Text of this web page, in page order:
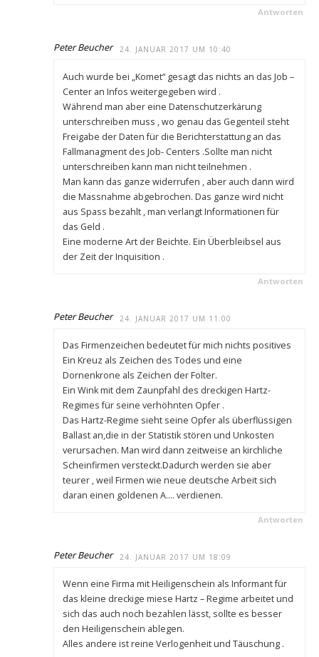
Antworten
Peter Beucher 24. JANUAR 2017 UM 10:40
Auch wurde bei „Komet“ gesagt das nichts an das Job –
Center an Infos weitergegeben wird .
Während man aber eine Datenschutzerkärung
unterschreiben muss , wo genau das Gegenteil steht
Freigabe der Daten für die Berichterstattung an das
Fallmanagment des Job- Centers .Sollte man nicht
unterschreiben kann man nicht teilnehmen .
Man kann das ganze widerrufen , aber auch dann wird
die Massnahme abgebrochen. Das ganze wird nicht
aus Spass bezahlt , man verlangt Informationen für
das Geld .
Eine moderne Art der Beichte. Ein Überbleibsel aus
der Zeit der Inquisition .
Antworten
Peter Beucher 24. JANUAR 2017 UM 11:00
Das Firmenzeichen bedeutet für mich nichts positives
Ein Kreuz als Zeichen des Todes und eine
Dornenkrone als Zeichen der Folter.
Ein Wink mit dem Zaunpfahl des dreckigen Hartz-
Regimes für seine verhöhnten Opfer .
Das Hartz-Regime sieht seine Opfer als überflüssigen
Ballast an,die in der Statistik stören und Unkosten
verursachen. Man wird dann zeitweise an kirchliche
Scheinfirmen versteckt.Dadurch werden sie aber
teurer , weil Firmen wie neue deutsche Arbeit sich
daran einen goldenen A…. verdienen.
Antworten
Peter Beucher 24. JANUAR 2017 UM 18:09
Wenn eine Firma mit Heiligenschein als Informant für
das kleine dreckige miese Hartz – Regime arbeitet und
sich das auch noch bezahlen lässt, sollte es besser
den Heiligenschein ablegen.
Alles andere ist reine Verlogenheit und Täuschung .